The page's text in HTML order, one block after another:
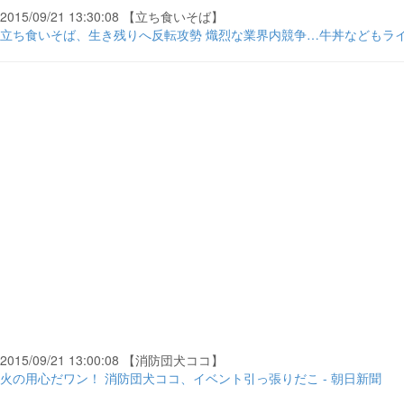
2015/09/21 13:30:08 【立ち食いそば】
立ち食いそば、生き残りへ反転攻勢 熾烈な業界内競争…牛丼などもラ
2015/09/21 13:00:08 【消防団犬ココ】
火の用心だワン！ 消防団犬ココ、イベント引っ張りだこ - 朝日新聞